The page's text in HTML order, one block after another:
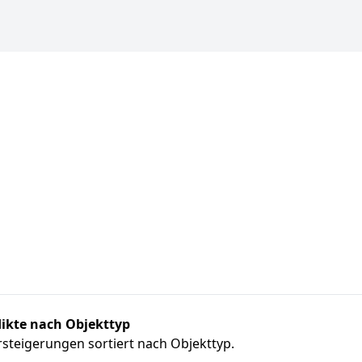
nach Objekttyp
sortiert nach Objekttyp.